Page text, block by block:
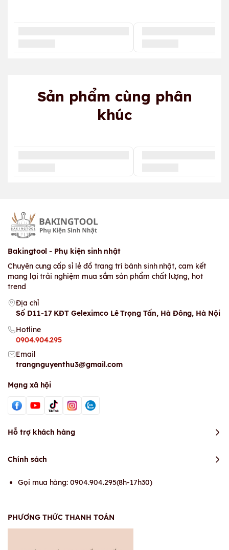
Sản phẩm cùng phân
khúc
Bakingtool - Phụ kiện sinh nhật
Chuyên cung cấp sỉ lẻ đồ trang trí bánh sinh nhật, cam kết
mang lại trải nghiệm mua sắm sản phẩm chất lượng, hot
trend
Địa chỉ
Số D11-17 KĐT Geleximco Lê Trọng Tấn, Hà Đông, Hà Nội
Hotline
0904.904.295
Email
trangnguyenthu3@gmail.com
Mạng xã hội
Hỗ trợ khách hàng
Chính sách
Gọi mua hàng: 0904.904.295(8h-17h30)
PHƯƠNG THỨC THANH TOÁN